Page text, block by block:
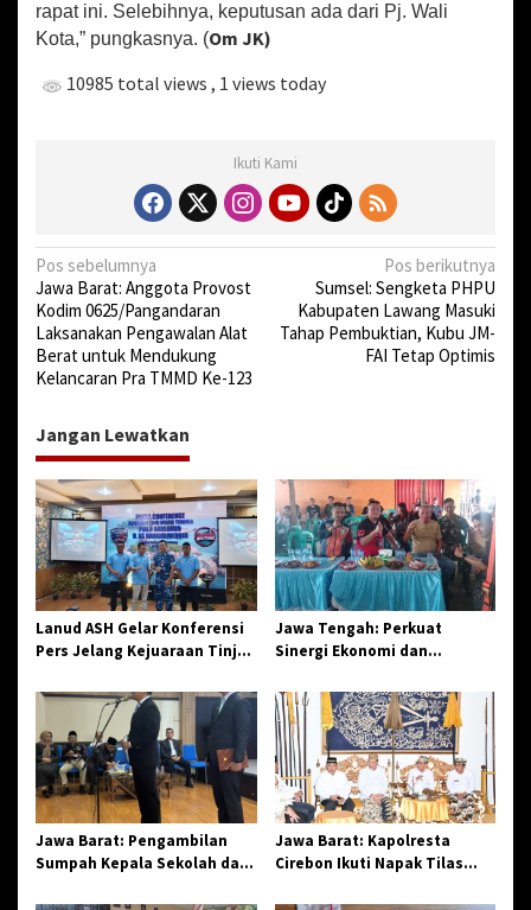
rapat ini. Selebihnya, keputusan ada dari Pj. Wali
Kota,” pungkasnya. (Om JK)
10985 total views , 1 views today
Ikuti Kami
N
a
v
i
a
s
i
p
o
s
Pos sebelumnya
Jawa Barat: Anggota Provost
Kodim 0625/Pangandaran
Laksanakan Pengawalan Alat
Berat untuk Mendukung
Kelancaran Pra TMMD Ke-123
Pos berikutnya
Sumsel: Sengketa PHPU
Kabupaten Lawang Masuki
Tahap Pembuktian, Kubu JM-
FAI Tetap Optimis
Jangan Lewatkan
Lanud ASH Gelar Konferensi
Pers Jelang Kejuaraan Tinju
2026
Jawa Tengah: Perkuat
Sinergi Ekonomi dan
Jangkar Gelar Halal Bi Halal
di Losari
Jawa Barat: Pengambilan
Sumpah Kepala Sekolah dan
Jawa Barat: Kapolresta
Cirebon Ikuti Napak Tilas